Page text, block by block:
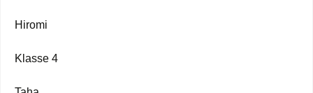
Hiromi
Klasse 4